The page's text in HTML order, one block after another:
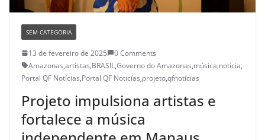
SEM CATEGORIA
13 de fevereiro de 2025
0 Comments
Amazonas,artistas,BRASIL,Governo do Amazonas,música,noticia,
Portal QF Notícias,Portal QF Noticías,projeto,qfnotícias
Projeto impulsiona artistas e
fortalece a música